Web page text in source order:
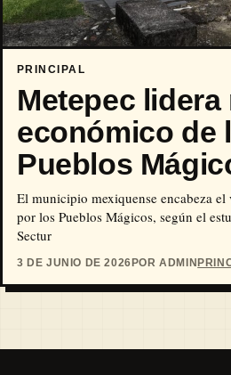
PRINCIPAL
Metepec
económico de
Pueblos
El municipio mexiquense encabeza
por los Pueblos Mágicos, según el
Sectur
3 DE JUNIO DE 2026POR ADMIN